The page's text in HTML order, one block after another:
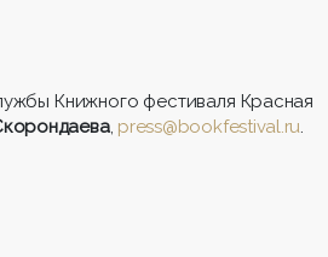
Книжного фестиваля Красная
, press@bookfestival.ru.